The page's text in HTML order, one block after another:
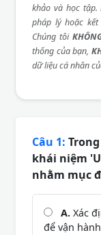
khảo và học
pháp lý hoặc
Chúng tôi
thống của bạn,
dữ liệu cá nhân
Câu 1:
khái niệm
nhằm mục
A. Xác
để vận